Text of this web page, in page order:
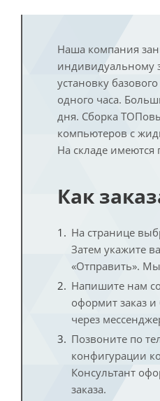
Наша компания
индивидуальному
установку
одного часа.
дня. Сборка
компьютеров с
На складе
Как
На странице
Затем укажите
«Отправить».
Напишите нам
оформит заказ
через
Позвоните по
конфигурации
Консультант
заказа.